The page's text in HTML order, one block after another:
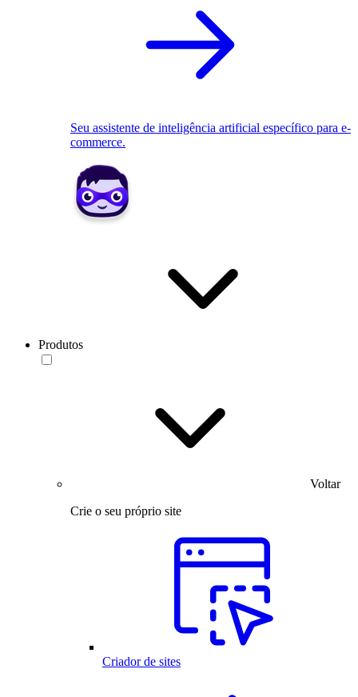
Seu assistente de inteligência artificial específico para e-
commerce.
Produtos
Voltar
Crie o seu próprio site
Criador de sites